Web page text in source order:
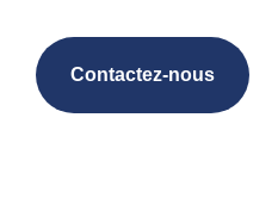
Contactez-nous